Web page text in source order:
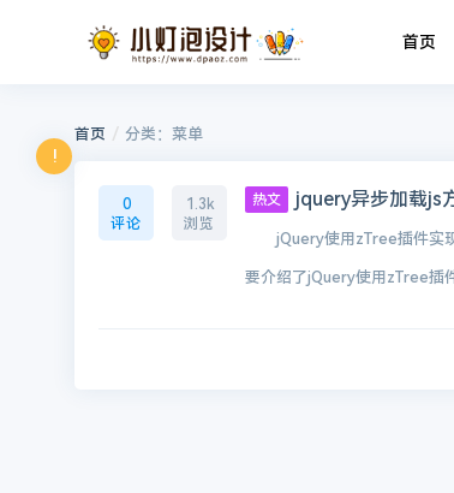
首页
首页 / 分类：菜单
0
评论
1.3k
浏览
热文 jquery异步加载js
jQuery使用zTree插件实
要介绍了jQuery使用zTree插
!